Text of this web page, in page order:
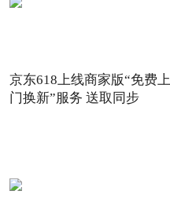
京东618上线商家版“免费上
门换新”服务 送取同步